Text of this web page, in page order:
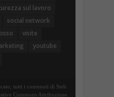
sul lavoro
social network
visite
youtube
tutti i contenuti di Steb
Commons Attribuzione